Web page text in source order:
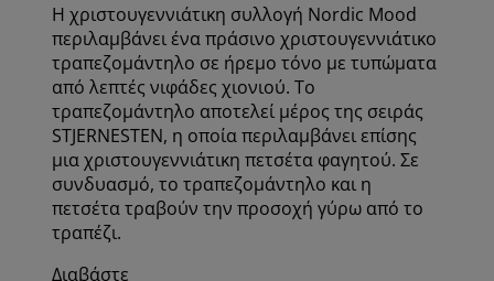
Η χριστουγεννιάτικη συλλογή Nordic Mood
περιλαμβάνει ένα πράσινο χριστουγεννιάτικο
τραπεζομάντηλο σε ήρεμο τόνο με τυπώματα
από λεπτές νιφάδες χιονιού. Το
τραπεζομάντηλο αποτελεί μέρος της σειράς
STJERNESTEN, η οποία περιλαμβάνει επίσης
μια χριστουγεννιάτικη πετσέτα φαγητού. Σε
συνδυασμό, το τραπεζομάντηλο και η
πετσέτα τραβούν την προσοχή γύρω από το
τραπέζι.
Διαβάστε